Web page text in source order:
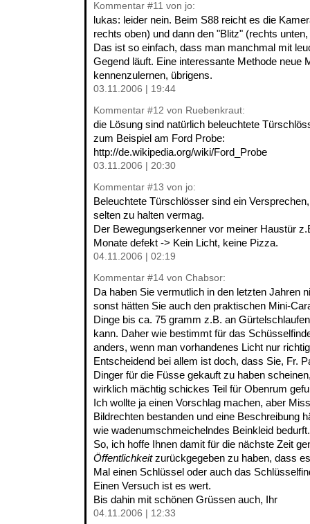
Kommentar #11 von jo:
lukas: leider nein. Beim S88 reicht es die
rechts oben) und dann den "Blitz" (rechts
Das ist so einfach, dass man manchmal mit
Gegend läuft. Eine interessante Methode neue
kennenzulernen, übrigens.
03.11.2006 | 19:44
Kommentar #12 von Ruebenkraut:
die Lösung sind natürlich beleuchtete
zum Beispiel am Ford Probe:
http://de.wikipedia.org/wiki/Ford_Probe
03.11.2006 | 20:30
Kommentar #13 von jo:
Beleuchtete Türschlösser sind ein
selten zu halten vermag.
Der Bewegungserkenner vor meiner Haustür
Monate defekt -> Kein Licht, keine Pizza.
04.11.2006 | 02:19
Kommentar #14 von Chabsor:
Da haben Sie vermutlich in den letzten Jahren
sonst hätten Sie auch den praktischen Mini-
Dinge bis ca. 75 gramm z.B. an
kann. Daher wie bestimmt für das
anders, wenn man vorhandenes Licht nur
Entscheidend bei allem ist doch, dass Sie, Fr.
Dinger für die Füsse gekauft zu haben
wirklich mächtig schickes Teil für Obenrum
Ich wollte ja einen Vorschlag machen, aber
Bildrechten bestanden und eine Beschreibung
wie wadenumschmeichelndes Beinkleid bedurft.
So, ich hoffe Ihnen damit für die nächste Zeit
Öffentlichkeitzurückgegeben zu haben, dass
Mal einen Schlüssel oder auch das
Einen Versuch ist es wert.
Bis dahin mit schönen Grüssen auch, Ihr
04.11.2006 | 12:33